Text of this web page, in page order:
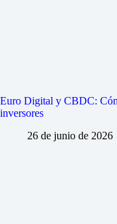
Euro Digital y CBDC:
inversores
26 de junio de 2026